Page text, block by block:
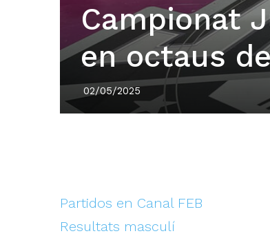
Campionat
en octaus
02/05/2025
Partidos en Canal FEB
Resultats masculí